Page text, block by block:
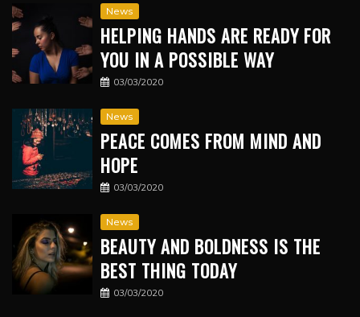
News
HELPING HANDS ARE READY FOR
YOU IN A POSSIBLE WAY
03/03/2020
News
PEACE COMES FROM MIND AND
HOPE
03/03/2020
News
BEAUTY AND BOLDNESS IS THE
BEST THING TODAY
03/03/2020